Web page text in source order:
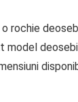
rochie
model